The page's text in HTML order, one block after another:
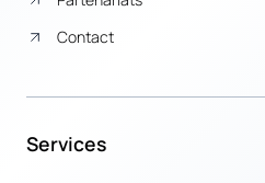
Contact
Services